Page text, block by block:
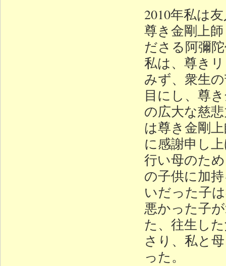
2010年私は
尊き金剛上
ださる阿彌
私は、尊き
みず、衆生
目にし、尊
の広大な慈
は尊き金剛
に感謝申し
行い母のた
の子供に加
いだった子
悪かった子
た、往生し
さり、私と
った。